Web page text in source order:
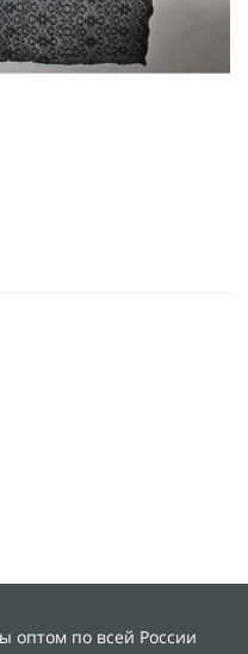
оптом по всей России